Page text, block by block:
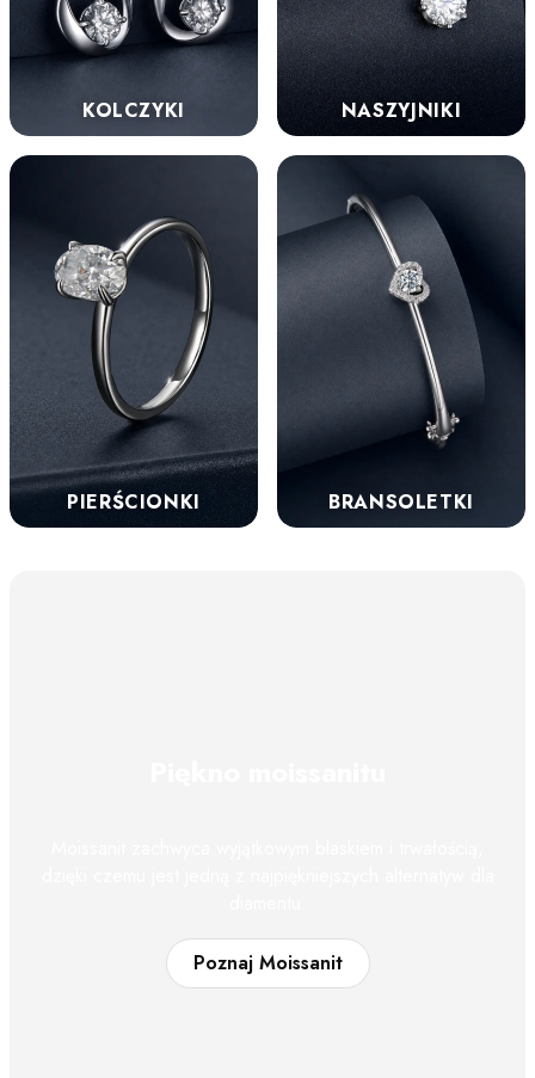
KOLCZYKI NASZYJNIKI
PIERŚCIONKI BRANSOLETKI
Poznaj Moissanit